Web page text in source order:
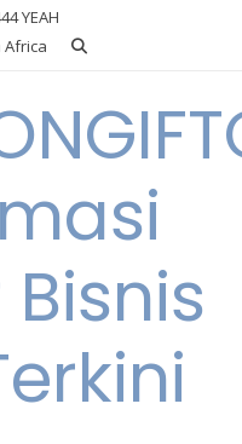
YEAH
Africa